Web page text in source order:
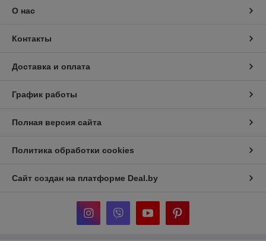
О нас
Контакты
Доставка и оплата
График работы
Полная версия сайта
Политика обработки cookies
Сайт создан на платформе Deal.by